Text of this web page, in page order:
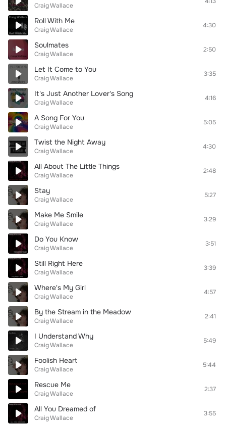
Craig Wallace
Roll With Me
Craig Wallace
4:30
Soulmates
Craig Wallace
2:50
Let It Come to You
Craig Wallace
3:35
It's Just Another Lover's Song
Craig Wallace
4:16
A Song For You
Craig Wallace
5:05
Twist the Night Away
Craig Wallace
4:30
All About The Little Things
Craig Wallace
2:48
Stay
Craig Wallace
5:27
Make Me Smile
Craig Wallace
3:29
Do You Know
Craig Wallace
3:51
Still Right Here
Craig Wallace
3:39
Where's My Girl
Craig Wallace
4:57
By the Stream in the Meadow
Craig Wallace
2:41
I Understand Why
Craig Wallace
5:49
Foolish Heart
Craig Wallace
5:44
Rescue Me
Craig Wallace
2:37
All You Dreamed of
Craig Wallace
3:55